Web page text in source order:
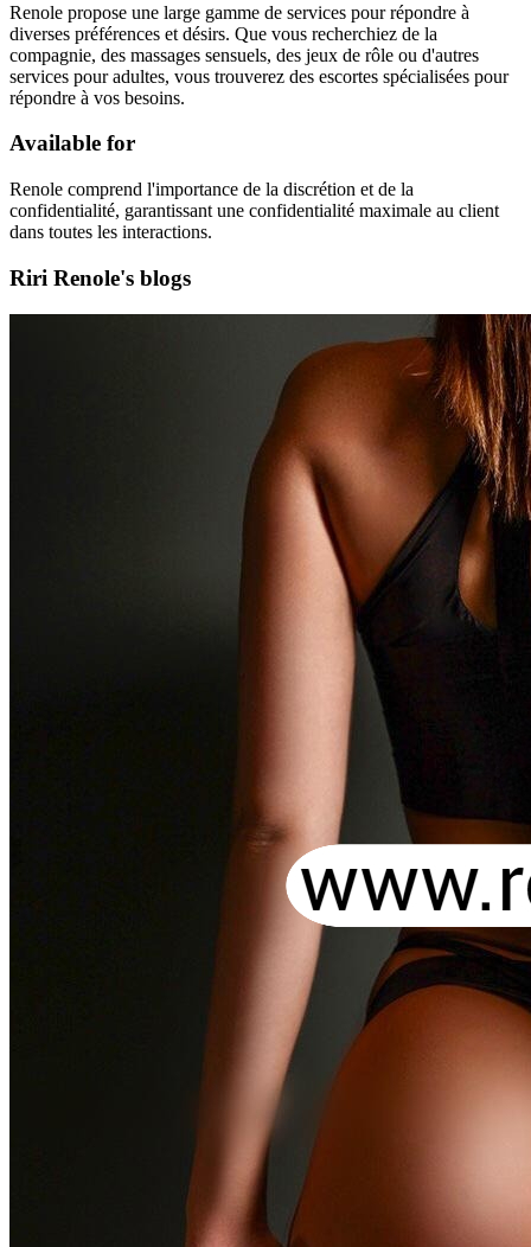
Renole propose une large gamme de services pour répondre à
diverses préférences et désirs. Que vous recherchiez de la
compagnie, des massages sensuels, des jeux de rôle ou d'autres
services pour adultes, vous trouverez des escortes spécialisées pour
répondre à vos besoins.
Available for
Renole comprend l'importance de la discrétion et de la
confidentialité, garantissant une confidentialité maximale au client
dans toutes les interactions.
Riri Renole's blogs